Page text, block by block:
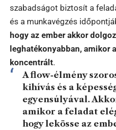
szabadságot biztosít a
és a munkavégzés
hogy az ember akkor
leghatékonyabban, amikor
koncentrált.
A flow-élmény
kihívás és a
egyensúlyával.
amikor a feladat
hogy lekösse az